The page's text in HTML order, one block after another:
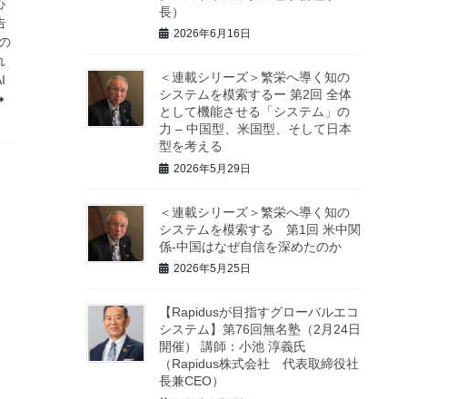
長）
2026年6月16日
＜連載シリーズ＞繁栄へ導く知の
システムを模索するー 第2回 全体
として機能させる「システム」の
力 – 中国型、米国型、そして日本
型を考える
2026年5月29日
＜連載シリーズ＞繁栄へ導く知の
システムを模索する 第1回 米中関
係-中国はなぜ自信を深めたのか
2026年5月25日
【Rapidusが目指すグローバルエコ
システム】第76回無名塾（2月24日
開催） 講師：小池 淳義氏
（Rapidus株式会社 代表取締役社
長兼CEO）